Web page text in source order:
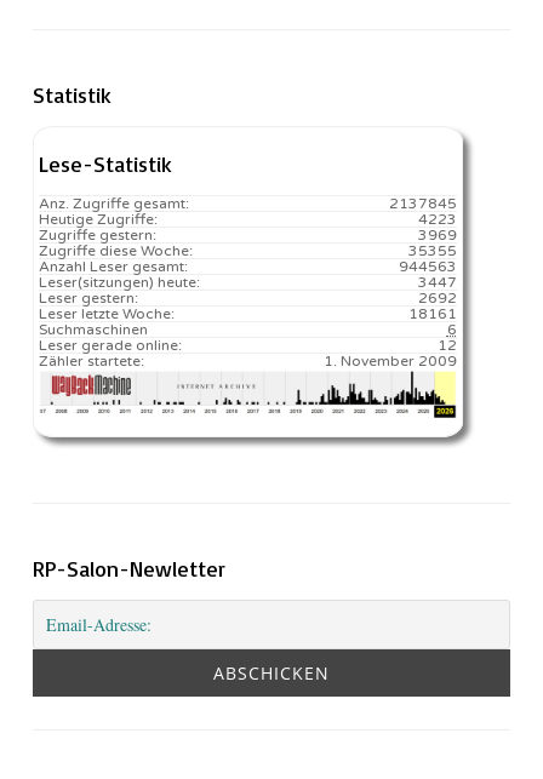
Statistik
Lese-Statistik
2137845
Anz. Zugriffe gesamt:
4223
Heutige Zugriffe:
3969
Zugriffe gestern:
35355
Zugriffe diese Woche:
944563
Anzahl Leser gesamt:
3447️
Leser(sitzungen) heute:
2692
Leser gestern:
18161️
Leser letzte Woche:
6
Suchmaschinen
12
Leser gerade online:
1. November 2009
Zähler startete:
RP-Salon-Newletter